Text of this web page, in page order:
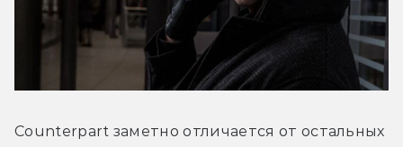
Counterpart заметно отличается от остальных